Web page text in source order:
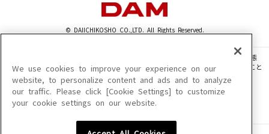
© DAIICHIKOSHO CO.,LTD. All Rights Reserved.
このサイトに掲載されている一切の文章・画像・写真・動画・音声等を、手段や形態
を問わず、著作権法の定める範囲を超えて無断で複製、転載、ファイル化などすること
を禁じます。
楽曲及びコンテンツは、機種によりご利用いただけない場合があります。
楽曲及びコンテンツの配信日、配信内容が変更になる場合があります。
We use cookies to improve your experience on our
website, to personalize content and ads and to analyze
our traffic. Please click [Cookie Settings] to customize
your cookie settings on our website.